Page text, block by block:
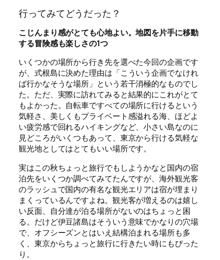
行ってみてどうだった？
こじんまり感がとても心地よい。地図を片手に移動
する冒険感も楽しさの1つ
いくつかの場所から行き先を選べた今回の企画です
が、式根島に決めた理由は「こういう企画でなけれ
ば行かなそうな場所」という若干消極的なものでし
た。ただ、実際に訪れてみると結果的にこれがとて
もよかった。自転車ですべての場所に行けるという
気軽さ、美しくもプライベート感溢れる海、ほどよ
い疲労感で回れるハイキングなど、小さい島なのに
見どころがいくつもあって、東京から行ける気軽な
観光地としてはとてもいい場所です。
実はこの秋ちょっと旅行でもしようかなと国内の宿
泊先をいくつか調べてみてたんですが、海外観光客
のラッシュで国内の有名な観光エリアは宿が埋まり
まくっているんですよね。観光客が増えるのは嬉し
い反面、自分達が泊る場所がないのはちょっと困
る。だけど伊豆諸島はそういう意味でかなりの穴場
で、オフシーズンとはいえ結構泊まれる場所も多
く、東京からちょっと旅行に行きたい時にもぴった
り。